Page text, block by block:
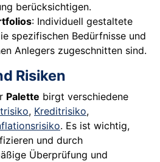
berücksichtigen.
: Individuell gestaltete
spezifischen Bedürfnisse und
Anlegers zugeschnitten sind.
Risiken
Palette birgt verschiedene
, Kreditrisiko,
. Es ist wichtig,
und durch
Überprüfung und